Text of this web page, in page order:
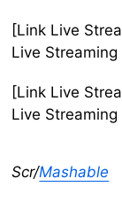
[Link Live
Live
[Link Live
Live Streaming
Scr/Mashable